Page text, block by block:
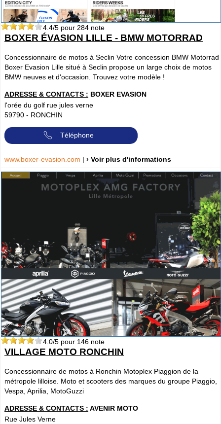
4.4/5 pour 284 note
BOXER ÉVASION LILLE - BMW MOTORRAD
Concessionnaire de motos à Seclin Votre concession BMW Motorrad
Boxer Evasion Lille situé à Seclin propose un large choix de motos
BMW neuves et d'occasion. Trouvez votre modèle !
ADRESSE & CONTACTS : BOXER EVASION
l'orée du golf rue jules verne
59790 - RONCHIN
Téléphone
www.boxer-evasion.com | › Voir plus d'informations
4.0/5 pour 146 note
VILLAGE MOTO RONCHIN
Concessionnaire de motos à Ronchin Motoplex Piaggion de la
métropole lilloise. Moto et scooters des marques du groupe Piaggio,
Vespa, Aprilia, MotoGuzzi
ADRESSE & CONTACTS : AVENIR MOTO
Rue Jules Verne